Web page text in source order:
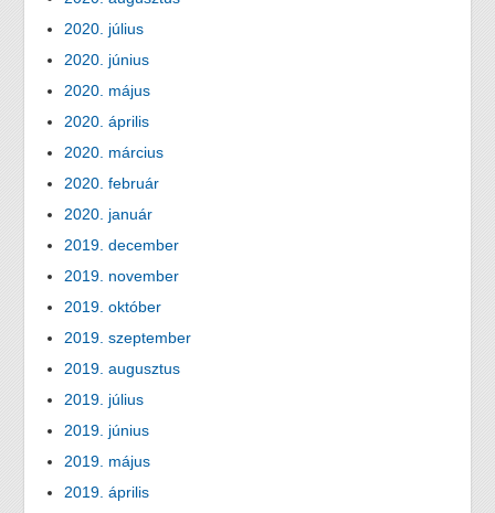
2020. július
2020. június
2020. május
2020. április
2020. március
2020. február
2020. január
2019. december
2019. november
2019. október
2019. szeptember
2019. augusztus
2019. július
2019. június
2019. május
2019. április